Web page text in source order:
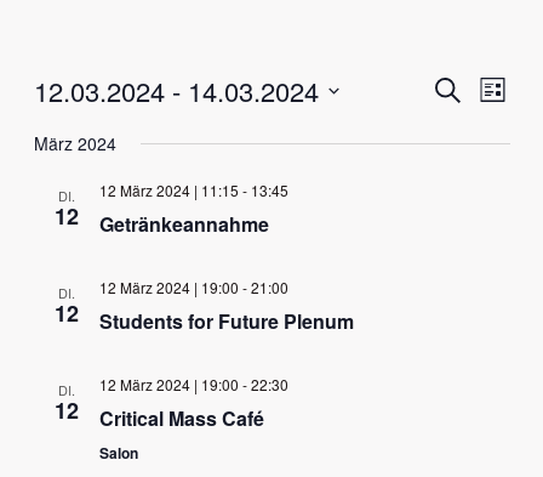
und
Suche
Liste
12.03.2024 - 14.03.2024
März 2024
DI.
12
12 März 2024 | 11:15 - 13:45
Getränkeannahme
DI.
12
12 März 2024 | 19:00 -21:00
Students for Future Plenum
DI.
12
12 März 2024 | 19:00 -22:30
Critical Mass Café
Salon